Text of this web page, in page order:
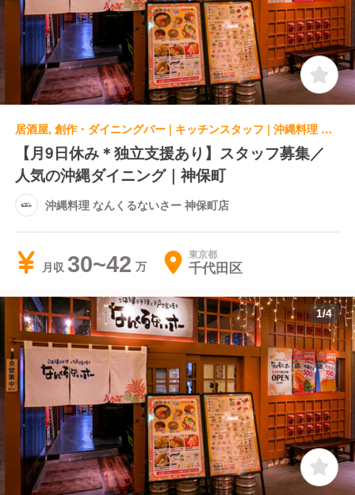
居酒屋, 創作・ダイニングバー | キッチンスタッフ | 沖縄料理 なんくるないさー 神保町店
【月9日休み＊独立支援あり】スタッフ募集／
人気の沖縄ダイニング｜神保町
沖縄料理 なんくるないさー 神保町店
月収 30~42 東京都
千代田区
1/4